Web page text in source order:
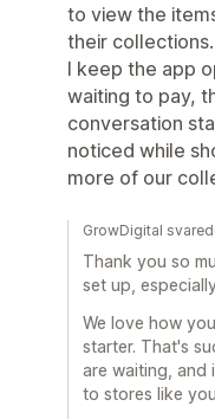
to view the
their collections.
I keep the app
waiting to pay,
conversation
noticed while
more of our
GrowDigital
Thank you so
set up,
We love how
starter. That's
are waiting, and
to stores like